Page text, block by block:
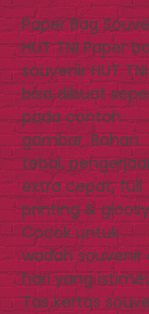
Paper Bag
HUT TNI Paper
souvenir HUT TNI
bisa dibuat
pada contoh
gambar. Bahan
tebal,
extra cepat, full
printing &
Cocok untuk
wadah souvenir
hari yang
Tas kertas